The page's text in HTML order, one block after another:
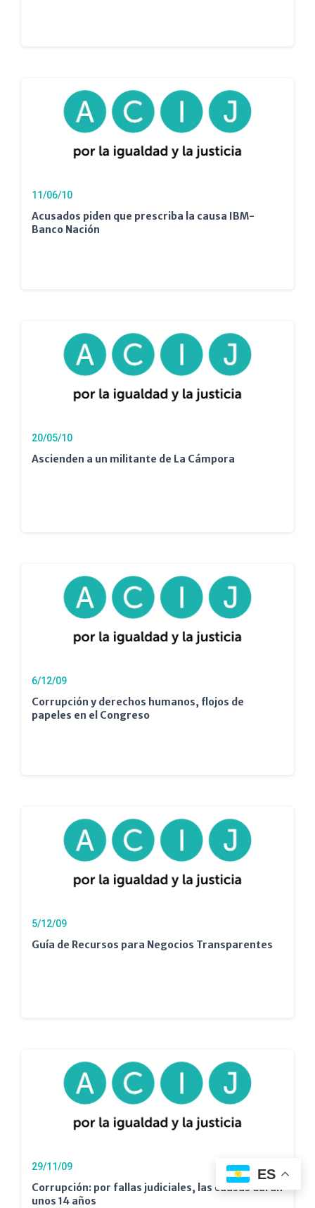
11/06/10
Acusados piden que prescriba la causa IBM-
Banco Nación
20/05/10
Ascienden a un militante de La Cámpora
6/12/09
Corrupción y derechos humanos, flojos de
papeles en el Congreso
5/12/09
Guía de Recursos para Negocios Transparentes
29/11/09
Corrupción: por fallas judiciales, las causas duran
unos 14 años
ES